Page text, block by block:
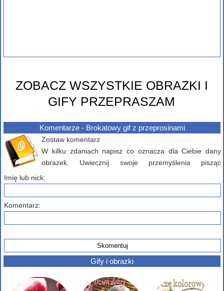
ZOBACZ WSZYSTKIE OBRAZKI I
GIFY PRZEPRASZAM
Komentarze - Brokatowy gif z przeprosinami
Zostaw komentarz
W kilku zdaniach napisz co oznacza dla Ciebie dany
obrazek. Uwiecznij swoje przemyślenia pisząc
Imię lub nick:
Komentarz:
Gify i obrazki